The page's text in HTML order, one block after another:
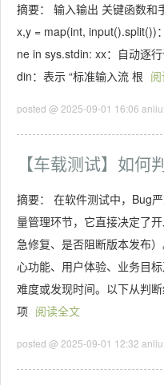
摘要： 输入输出 关键函数和
x,y = map(int, input().split())
ne in sys.stdin: xx：自动逐
din：表示 “标准输入流 根
posted @ 2025-09-01 16:06
【车载测试】如
摘要： 在软件测试中，Bug
量管理环节，它直接决定了
急修复、是否阻断版本发布
心功能、用户体验、业务目
难度或发现时间。以下从判
项 阅读全文
posted @ 2025-09-01 12:32